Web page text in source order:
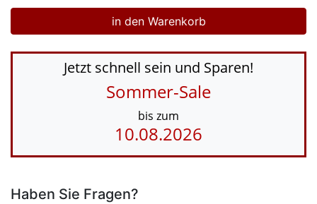
Jetzt schnell sein und Sparen!
Sommer-Sale
bis zum
10.08.2026
Haben Sie Fragen?